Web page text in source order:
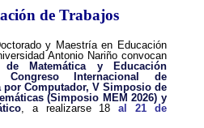
de Trabajos
y Maestría en Educación
Antonio Nariño convocan
Matemática y Educación
Congreso Internacional de
por Computador, V Simposio de
(Simposio MEM 2026)y
, a realizarse 18
al 21 de